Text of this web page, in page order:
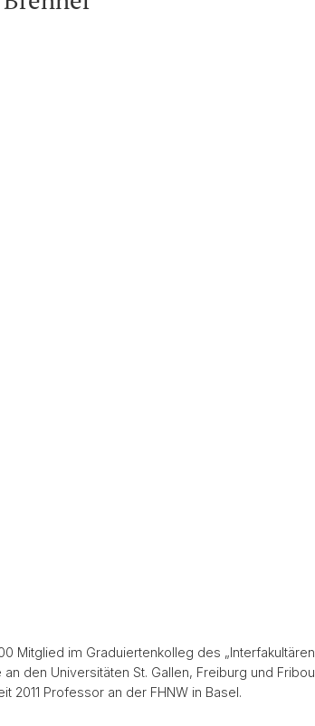
Mitglied im Graduiertenkolleg des
den Universitäten St. Gallen, Freiburg und
2011 Professor an der FHNW in Basel.